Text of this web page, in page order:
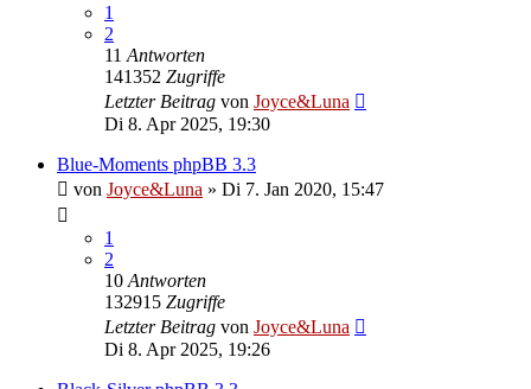
1
2
11 Antworten
141352 Zugriffe
Letzter Beitrag von Joyce&Luna
Di 8. Apr 2025, 19:30
Blue-Moments phpBB 3.3
von Joyce&Luna » Di 7. Jan 2020, 15:47
1
2
10 Antworten
132915 Zugriffe
Letzter Beitrag von Joyce&Luna
Di 8. Apr 2025, 19:26